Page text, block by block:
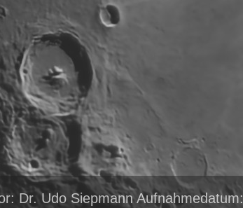
Dr. Udo Siepmann Aufnahmedatum: